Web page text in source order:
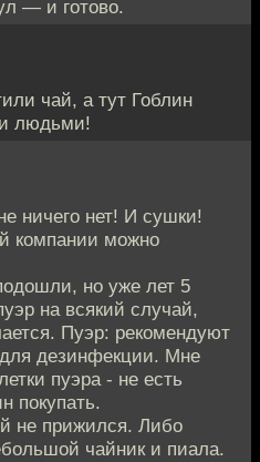
— и готово.
чай, а тут Гоблин
людьми!
ничего нет! И сушки!
компании можно
но уже лет 5
на всякий случай,
Пуэр: рекомендуют
дезинфекции. Мне
пуэра - не есть
покупать.
не прижился. Либо
чайник и пиала.